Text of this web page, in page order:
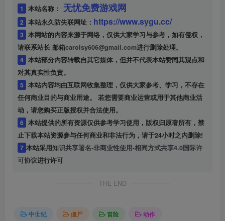
1 本站名称： 无忧免费游戏网
2 本站永久防失联网址： https://www.sygu.cc/
3 本网站的内容来源于网络，仅供大家学习与参考，如有侵权，
请联系站长 邮箱carolsy606@gmail.com进行删除处理。
4 本站部分内容转载自其它媒体，但并不代表本站赞同其观点和
对其真实性负责。
5
任何商业目的与商业用途。 若您需要商业运营或用于其他商业活
动，请您购买正版授权并合法使用。
6 本站提供的所有资源仅供参考学习使用，版权归原著所有，禁
止下载本站资源参与任何商业和非法行为，请于24小时之内删除!
7 本站采用知识共享署名-非商业性使用-相同方式共享4.0国际许
可协议进行许可
THE END
中世纪 僵尸 冒险 动作